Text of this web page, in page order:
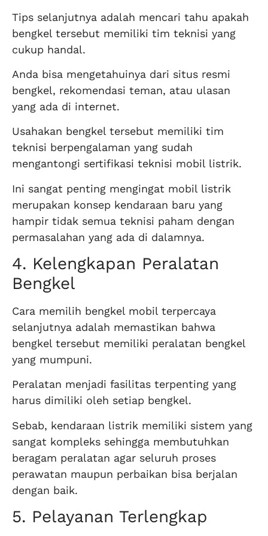
Tips selanjutnya adalah mencari tahu apakah
bengkel tersebut memiliki tim teknisi yang
cukup handal.
Anda bisa mengetahuinya dari situs resmi
bengkel, rekomendasi teman, atau ulasan
yang ada di internet.
Usahakan bengkel tersebut memiliki tim
teknisi berpengalaman yang sudah
mengantongi sertifikasi teknisi mobil listrik.
Ini sangat penting mengingat mobil listrik
merupakan konsep kendaraan baru yang
hampir tidak semua teknisi paham dengan
permasalahan yang ada di dalamnya.
4. Kelengkapan Peralatan
Bengkel
Cara memilih bengkel mobil terpercaya
selanjutnya adalah memastikan bahwa
bengkel tersebut memiliki peralatan bengkel
yang mumpuni.
Peralatan menjadi fasilitas terpenting yang
harus dimiliki oleh setiap bengkel.
Sebab, kendaraan listrik memiliki sistem yang
sangat kompleks sehingga membutuhkan
beragam peralatan agar seluruh proses
perawatan maupun perbaikan bisa berjalan
dengan baik.
5. Pelayanan Terlengkap